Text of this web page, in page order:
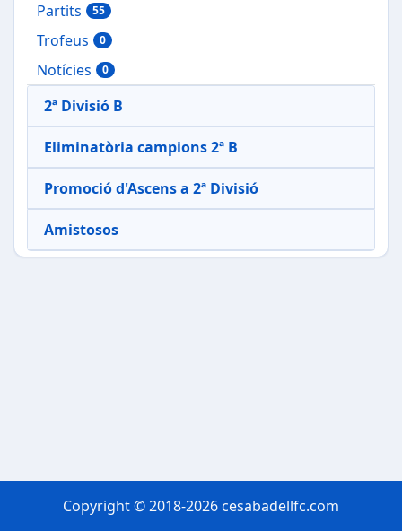
Partits 55
Trofeus 0
Notícies 0
2ª Divisió B
Eliminatòria campions 2ª B
Promoció d'Ascens a 2ª Divisió
Amistosos
Copyright © 2018-2026 cesabadellfc.com